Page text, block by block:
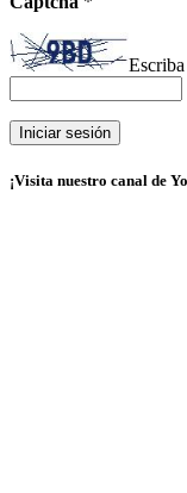
¡Visita nuestro canal de